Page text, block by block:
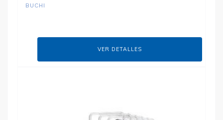
BUCHI
VER DETALLES